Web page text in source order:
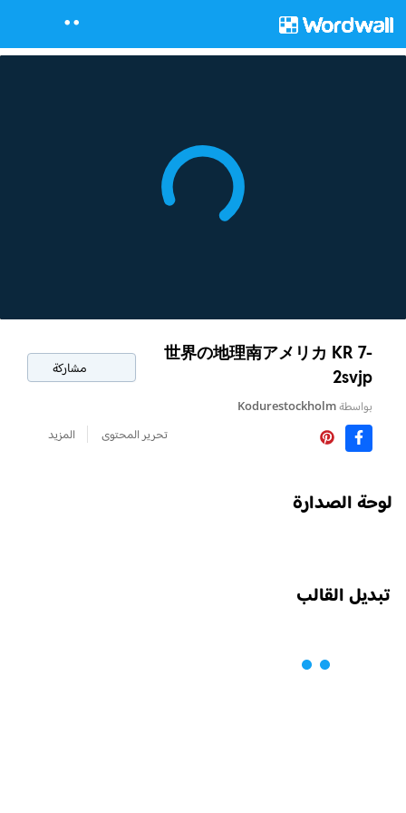
世界の地理南アメリカ KR 7-
2svjp
مشاركة
بواسطةKodurestockholm
تحرير المحتوى
المزيد
لوحة الصدارة
تبديل القالب